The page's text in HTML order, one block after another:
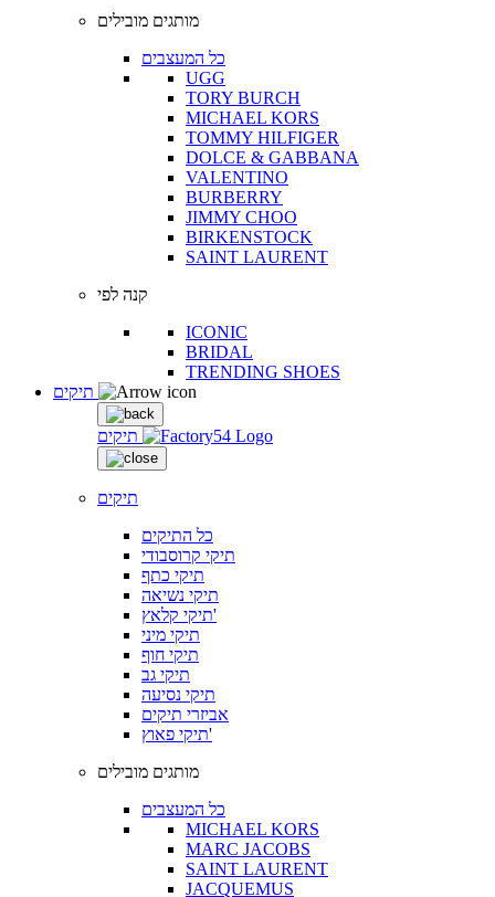
מותגים מובילים
כל המעצבים
UGG
TORY BURCH
MICHAEL KORS
TOMMY HILFIGER
DOLCE & GABBANA
VALENTINO
BURBERRY
JIMMY CHOO
BIRKENSTOCK
SAINT LAURENT
קנה לפי
ICONIC
BRIDAL
TRENDING SHOES
תיקים
תיקים
כל התיקים
תיקי קרוסבודי
תיקי כתף
תיקי נשיאה
תיקי קלאץ'
תיקי מיני
תיקי חוף
תיקי גב
תיקי נסיעה
אביזרי תיקים
תיקי פאוץ'
מותגים מובילים
כל המעצבים
MICHAEL KORS
MARC JACOBS
SAINT LAURENT
JACQUEMUS